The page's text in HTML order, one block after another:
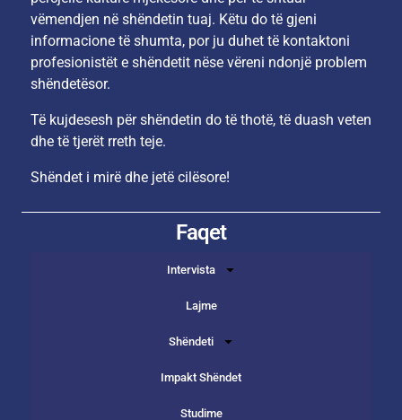
vëmendjen në shëndetin tuaj. Këtu do të gjeni
informacione të shumta, por ju duhet të kontaktoni
profesionistët e shëndetit nëse vëreni ndonjë problem
shëndetësor.
Të kujdesesh për shëndetin do të thotë, të duash veten
dhe të tjerët rreth teje.
Shëndet i mirë dhe jetë cilësore!
Faqet
Intervista
Lajme
Shëndeti
Impakt Shëndet
Studime